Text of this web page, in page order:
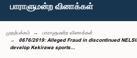
பாராளுமன்ற வினாக்கள்
முதற்பக்கம்
பாராளுமன்ற வினாக்கள்
0676/2019: Alleged Fraud in discontinued
develop Kekirawa sports...